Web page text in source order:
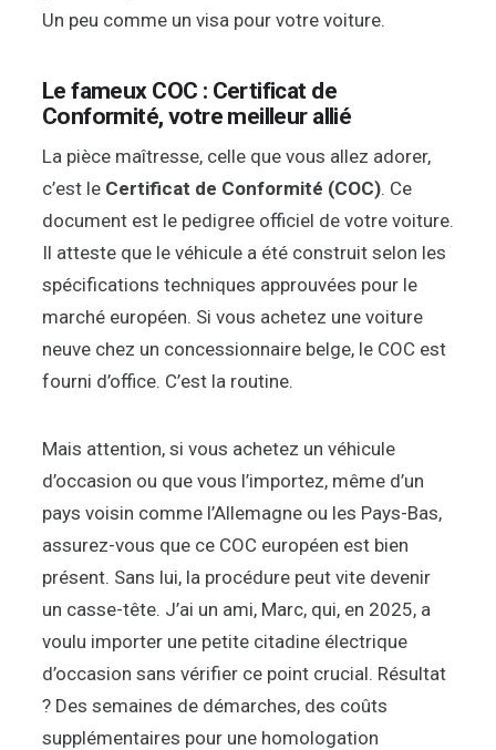
Un peu comme un visa pour votre voiture.
Le fameux COC : Certificat de
Conformité, votre meilleur allié
La pièce maîtresse, celle que vous allez adorer,
c’est le Certificat de Conformité (COC). Ce
document est le pedigree officiel de votre voiture.
Il atteste que le véhicule a été construit selon les
spécifications techniques approuvées pour le
marché européen. Si vous achetez une voiture
neuve chez un concessionnaire belge, le COC est
fourni d’office. C’est la routine.
Mais attention, si vous achetez un véhicule
d’occasion ou que vous l’importez, même d’un
pays voisin comme l’Allemagne ou les Pays-Bas,
assurez-vous que ce COC européen est bien
présent. Sans lui, la procédure peut vite devenir
un casse-tête. J’ai un ami, Marc, qui, en 2025, a
voulu importer une petite citadine électrique
d’occasion sans vérifier ce point crucial. Résultat
? Des semaines de démarches, des coûts
supplémentaires pour une homologation